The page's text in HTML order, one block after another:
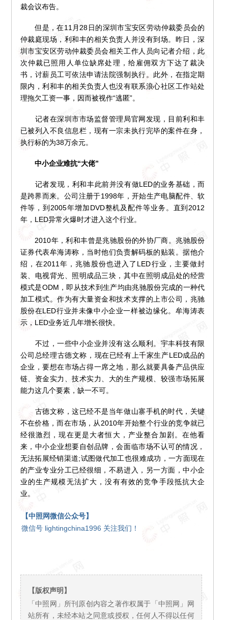
裁会议布告。
但是，在11月28日的深圳市宝安区劳动仲裁委员会的
仲裁庭现场，利和丰的相关负责人并没有到场。昨日，深
圳市宝安区劳动仲裁委员会相关工作人员向记者介绍，此
次仲裁已照用人单位缺席处理，给雇佣双方下达了裁决
书，讨薪员工可依法申请法院强制执行。此外，在指定期
限内，利和丰的相关负责人也没有联系浪心社区工作站处
理拖欠工资一事，因而被视作“逃匿”。
记者在深圳市市场监督管理局官网发现，目前利和丰
已被列入不良信息栏，现有一宗未执行完毕的案件在身，
执行标的为38万余元。
中小企业难抗“大佬”
记者发现，利和丰此前并没有做LED的业务基础，而
是跨界而来。公司注册于1998年，开始生产电脑配件、软
件等，到2005年增加DVD整机及配件等业务。直到2012
年，LED异常火爆时才进入这个行业。
2010年，利和丰曾是兆驰股份的外协厂商。兆驰股份
证券代表牟海涛称，当时他们负责解码板的贴装。据他介
绍，在2011年，兆驰股份也进入了LED行业，主要做封
装、电视背光、照明成品三块，其中在照明成品处的经营
模式是ODM，即从技术到生产均由兆驰股份完成的一种代
加工模式。作为有大量资金和技术支撑的上市公司，兆驰
股份在LED行业并未像中小企业一样被边缘化。牟海涛表
示，LED业务近几年增长很快。
不过，一些中小企业并没有这么顺利。宇丰科技有限
公司总经理古德文称，现在已经有上千家生产LED成品的
企业，要想在市场占得一席之地，那么就要具备产品供应
链、资金实力、技术实力、大的生产规模、较强市场拓展
能力这几个要素，缺一不可。
古德文称，这已经不是当年做山寨手机的时代，关键
不在价格，而在市场，从2010年开始整个行业的竞争就已
经很激烈，现在更是大者恒大，产业整合加剧。在他看
来，中小企业想要自创品牌，会面临市场不认可的情况，
无法拓展经销渠道;试图做代加工也很难成功，一方面现在
的产业专业分工已经很细，不易进入，另一方面，中小企
业的生产规模无法扩大，没有有效的竞争手段抵抗大企
业。
【中照网微信公众号】
微信号 lightingchina1996 关注我们！
【版权声明】
「中照网」所刊原创内容之著作权属于「中照网」网
站所有，未经本站之同意或授权，任何人不得以任何